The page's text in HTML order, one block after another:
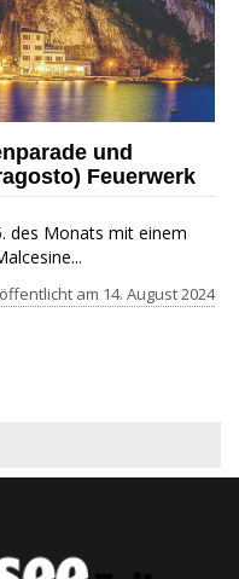
und
Feuerwerk
des Monats mit einem
am 14. August 2024